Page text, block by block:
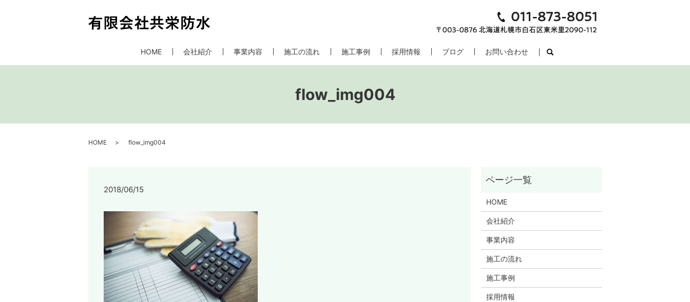
HOME 会社紹介 事業内容 施工の流れ 施工事例 採用情報 ブログ お問い合わせ search
flow_img004
HOME flow_img004
2018/06/15
HOME
会社紹介
事業内容
施工の流れ
施工事例
採用情報